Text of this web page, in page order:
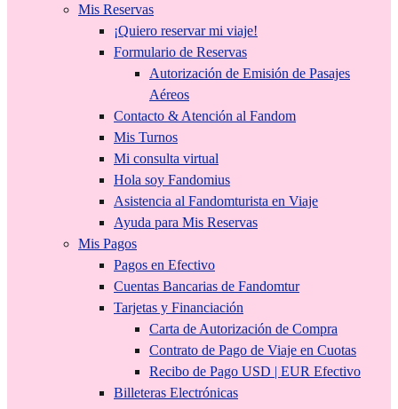
Mis Reservas
¡Quiero reservar mi viaje!
Formulario de Reservas
Autorización de Emisión de Pasajes
Aéreos
Contacto & Atención al Fandom
Mis Turnos
Mi consulta virtual
Hola soy Fandomius
Asistencia al Fandomturista en Viaje
Ayuda para Mis Reservas
Mis Pagos
Pagos en Efectivo
Cuentas Bancarias de Fandomtur
Tarjetas y Financiación
Carta de Autorización de Compra
Contrato de Pago de Viaje en Cuotas
Recibo de Pago USD | EUR Efectivo
Billeteras Electrónicas